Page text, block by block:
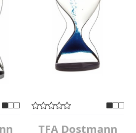
TFA Dostmann